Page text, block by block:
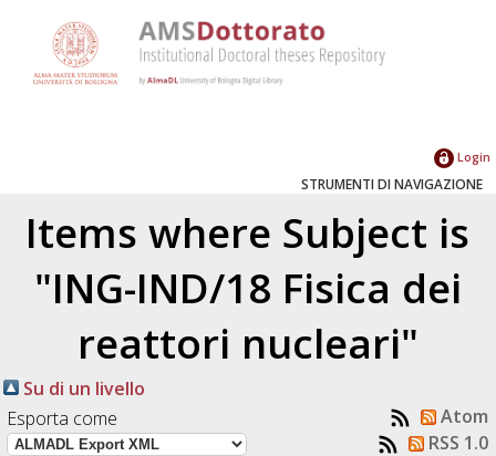
Login
STRUMENTI DI NAVIGAZIONE
Items where Subject is
"ING-IND/18 Fisica dei
reattori nucleari"
Su di un livello
Esporta come
Atom
RSS 1.0